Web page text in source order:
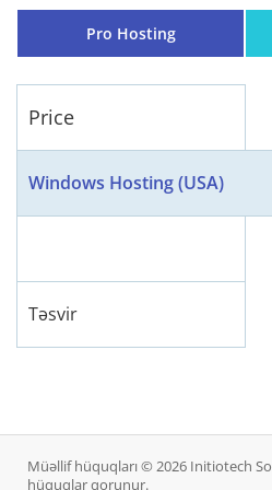
Pro Hosting
Price
Windows Hosting (USA)
Təsvir
Müəllif hüquqları © 2026 Initiotech
hüquqlar qorunur.